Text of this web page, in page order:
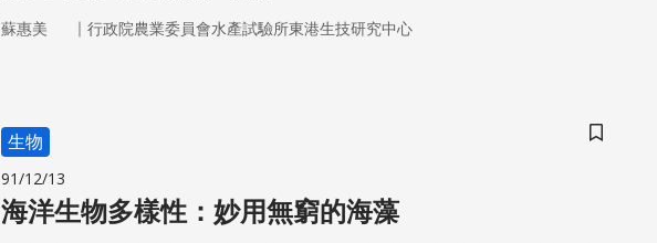
蘇惠美 ｜ 行政院農業委員會水產試驗所東港生技研究中心
儲存書籤
生物
91/12/13
海洋生物多樣性：妙用無窮的海藻